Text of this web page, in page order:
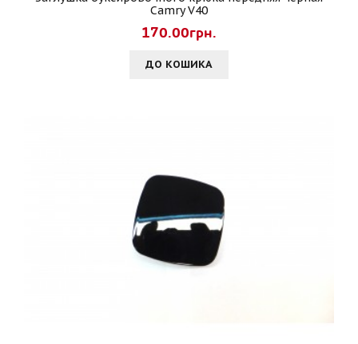
Camry V40
170.00грн.
ДО КОШИКА